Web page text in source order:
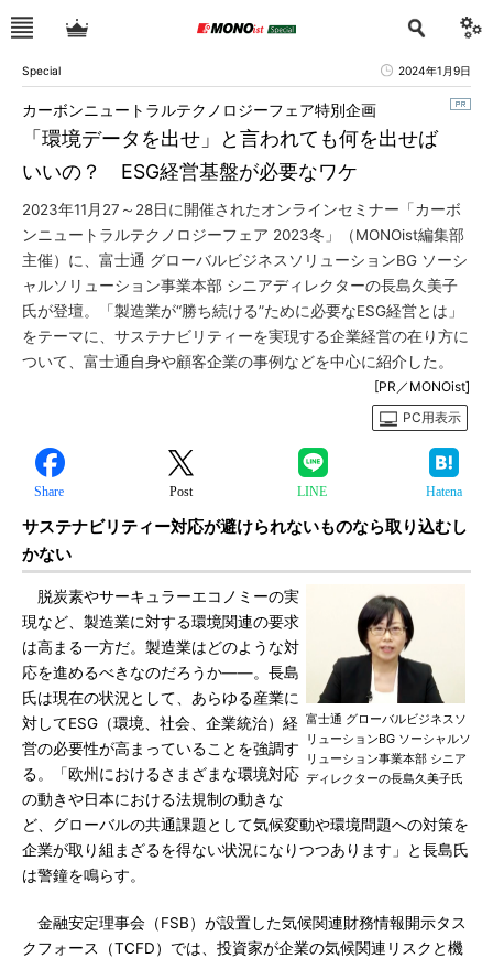
Special 2024年1月9日
「環境データを出せ」と言われても何を出せば
いいの？ ESG経営基盤が必要なワケ
カーボンニュートラルテクノロジーフェア特別企画
2023年11月27～28日に開催されたオンラインセミナー「カーボ
ンニュートラルテクノロジーフェア 2023冬」（MONOist編集部
主催）に、富士通 グローバルビジネスソリューションBG ソーシ
ャルソリューション事業本部 シニアディレクターの長島久美子
氏が登壇。「製造業が“勝ち続ける”ために必要なESG経営とは」
をテーマに、サステナビリティーを実現する企業経営の在り方に
ついて、富士通自身や顧客企業の事例などを中心に紹介した。
[PR／MONOist]
PC用表示
Share Post LINE Hatena
サステナビリティー対応が避けられないものなら取り込むし
かない
富士通 グローバルビジネスソ
リューションBG ソーシャルソ
リューション事業本部 シニア
ディレクターの長島久美子氏
脱炭素やサーキュラーエコノミーの実
現など、製造業に対する環境関連の要求
は高まる一方だ。製造業はどのような対
応を進めるべきなのだろうか――。長島
氏は現在の状況として、あらゆる産業に
対してESG（環境、社会、企業統治）経
営の必要性が高まっていることを強調す
る。「欧州におけるさまざまな環境対応
の動きや日本における法規制の動きな
ど、グローバルの共通課題として気候変動や環境問題への対策を
企業が取り組まざるを得ない状況になりつつあります」と長島氏
は警鐘を鳴らす。
金融安定理事会（FSB）が設置した気候関連財務情報開示タス
クフォース（TCFD）では、投資家が企業の気候関連リスクと機